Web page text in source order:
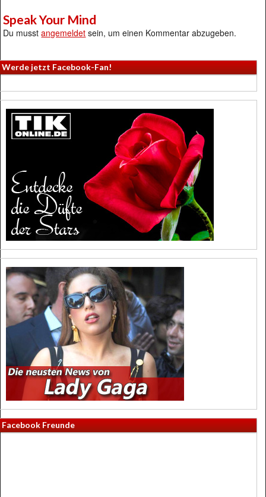
Speak Your Mind
Du musstangemeldet sein, um einen Kommentar abzugeben.
Werde jetzt Facebook-Fan!
Facebook Freunde